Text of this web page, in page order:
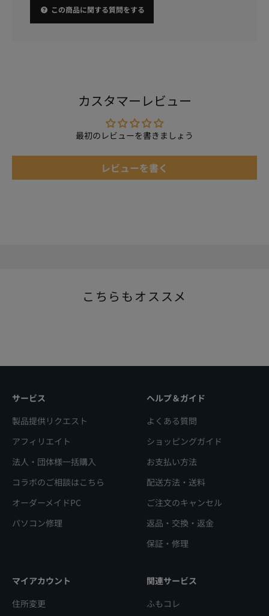
この商品に関する質問をする
カスタマーレビュー
最初のレビューを書きましょう
レビューを書く
サービス
製品提供リクエスト
アフィリエイト
法人・団体様一括購入
コラボのご相談はこちら
オーダーメイドPC
パソコン修理
ヘルプ＆ガイド
よくある質問
ショッピングガイド
お支払い方法
配送方法・送料
ご注文のキャンセル
返品・交換・返金
保証・修理
マイアカウント
住所変更
関連サービス
ふもコレ